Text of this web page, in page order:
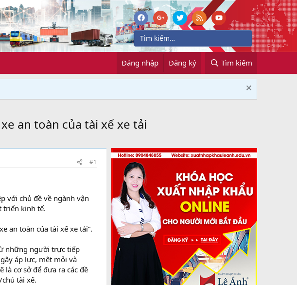
Đăng nhập Đăng ký Tìm kiếm
an toàn của tài xế xe tải
#1
với chủ đề về ngành vận
triển kinh tế.
an toàn của tài xế xe tải”.
những người trực tiếp
áp lực, mệt mỏi và
là cơ sở để đưa ra các đề
tài xế.